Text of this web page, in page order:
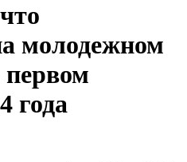
молодежном
года